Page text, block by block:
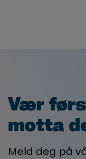
Vær
motta
Meld deg på